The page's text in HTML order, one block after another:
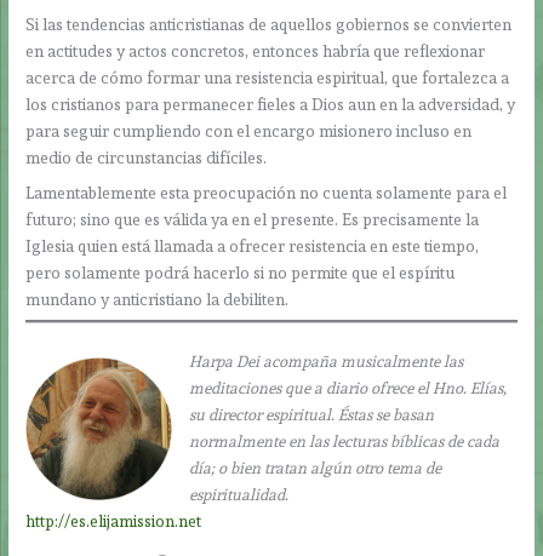
Si las tendencias anticristianas de aquellos gobiernos se convierten
en actitudes y actos concretos, entonces habría que reflexionar
acerca de cómo formar una resistencia espiritual, que fortalezca a
los cristianos para permanecer fieles a Dios aun en la adversidad, y
para seguir cumpliendo con el encargo misionero incluso en
medio de circunstancias difíciles.
Lamentablemente esta preocupación no cuenta solamente para el
futuro; sino que es válida ya en el presente. Es precisamente la
Iglesia quien está llamada a ofrecer resistencia en este tiempo,
pero solamente podrá hacerlo si no permite que el espíritu
mundano y anticristiano la debiliten.
Harpa Dei acompaña musicalmente las
meditaciones que a diario ofrece el Hno. Elías,
su director espiritual. Éstas se basan
normalmente en las lecturas bíblicas de cada
día; o bien tratan algún otro tema de
espiritualidad.
http://es.elijamission.net